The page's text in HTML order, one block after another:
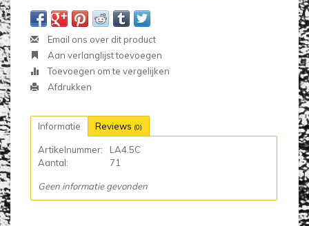
Email ons over dit product
Aan verlanglijst toevoegen
Toevoegen om te vergelijken
Afdrukken
Informatie Reviews (0)
Artikelnummer:
LA4.5C
Aantal:
71
Geen informatie gevonden